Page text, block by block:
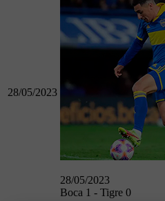
28/05/2023
28/05/2023
Boca 1 - Tigre 0